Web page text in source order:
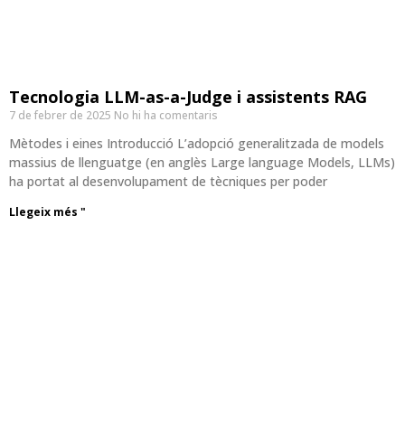
Tecnologia LLM-as-a-Judge i assistents RAG
7 de febrer de 2025 No hi ha comentaris
Mètodes i eines Introducció L’adopció generalitzada de models
massius de llenguatge (en anglès Large language Models, LLMs)
ha portat al desenvolupament de tècniques per poder
Llegeix més "